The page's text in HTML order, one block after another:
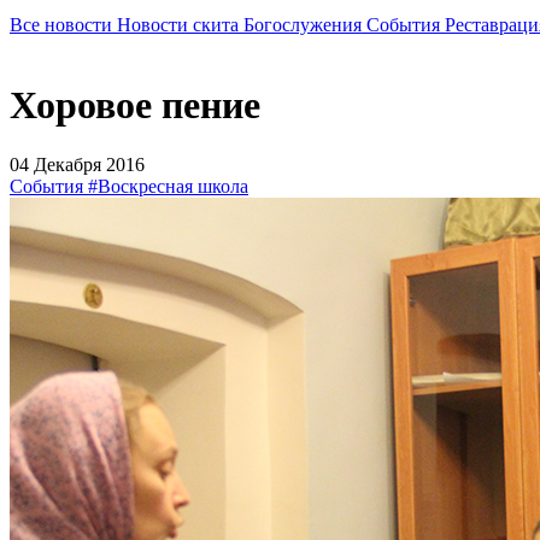
Все новости Новости скита Богослужения События
Хоровое пение
04 Декабря 2016
События #Воскресная школа